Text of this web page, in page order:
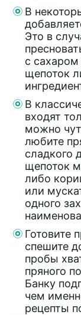
В
Это в
с
щепоток
В
входят
можно
любите
сладкого
щепоток
либо
или
одного
Готовите
спешите
пробы
пряного
Банку
чем
рецепты